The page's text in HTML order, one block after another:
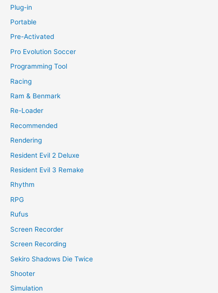
Plug-in
Portable
Pre-Activated
Pro Evolution Soccer
Programming Tool
Racing
Ram & Benmark
Re-Loader
Recommended
Rendering
Resident Evil 2 Deluxe
Resident Evil 3 Remake
Rhythm
RPG
Rufus
Screen Recorder
Screen Recording
Sekiro Shadows Die Twice
Shooter
Simulation